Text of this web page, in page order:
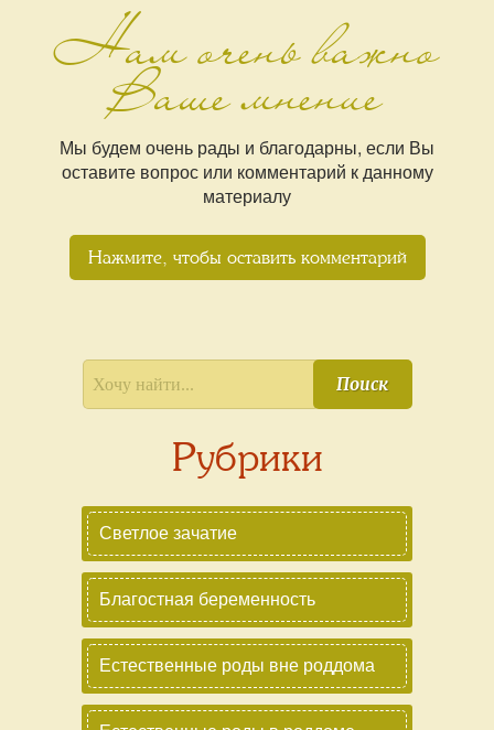
Нам очень важно
Ваше мнение
Мы будем очень рады и благодарны, если Вы
оставите вопрос или комментарий к данному
материалу
Нажмите, чтобы оставить комментарий
Поиск
Рубрики
Светлое зачатие
Благостная беременность
Естественные роды вне роддома